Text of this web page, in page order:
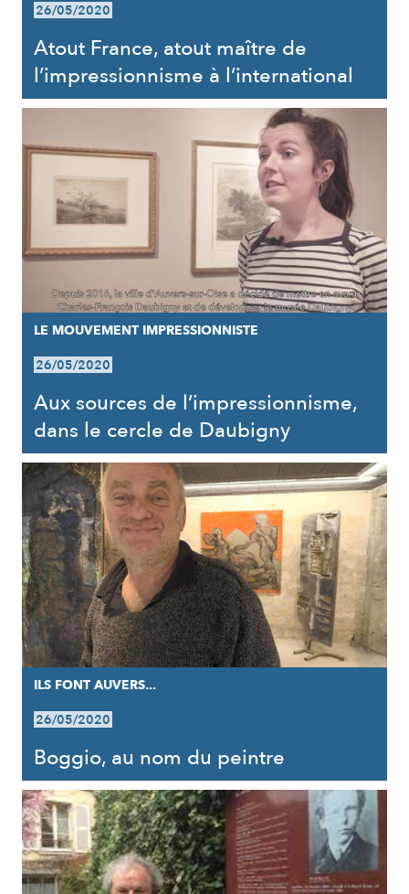
26/05/2020
Atout France, atout maître de
l’impressionnisme à l’international
LE MOUVEMENT IMPRESSIONNISTE
26/05/2020
Aux sources de l’impressionnisme,
dans le cercle de Daubigny
ILS FONT AUVERS...
26/05/2020
Boggio, au nom du peintre